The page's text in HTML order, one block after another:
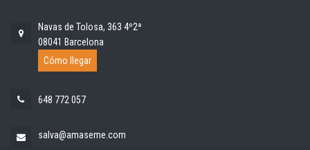
Navas de Tolosa, 363 4º2ª
08041 Barcelona
Cómo llegar
648 772 057
salva@amaseme.com